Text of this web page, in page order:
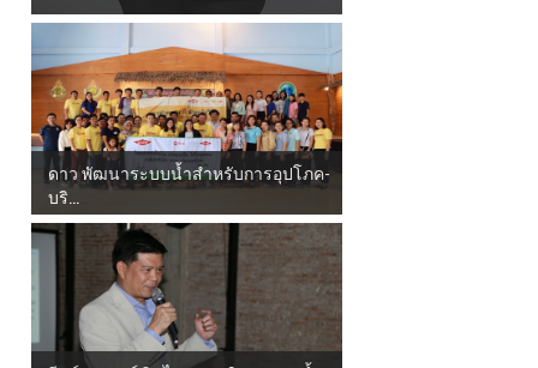
ดาว พัฒนาระบบน้ำสำหรับการอุปโภค-
บริ...